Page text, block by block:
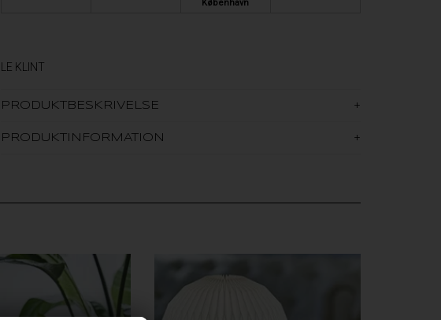
København
LE KLINT
PRODUKTBESKRIVELSE
PRODUKTINFORMATION